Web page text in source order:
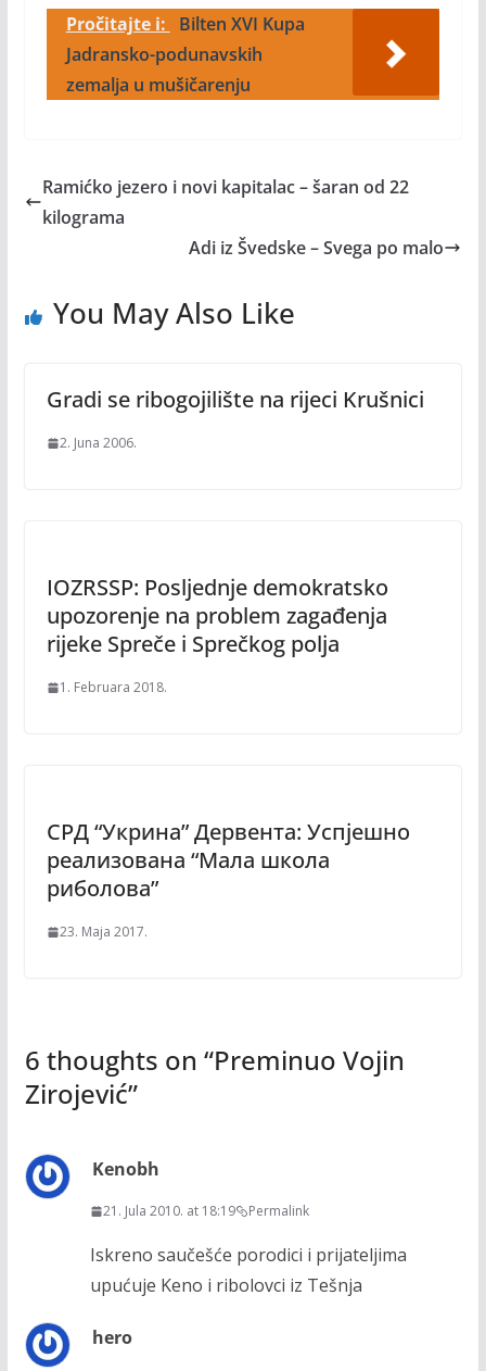
Pročitajte i:
Bilten XVI Kupa
Jadransko-podunavskih
zemalja u mušičarenju
Ramićko jezero i novi kapitalac – šaran od 22
kilograma
Adi iz Švedske – Svega po malo
You May Also Like
Gradi se ribogojilište na rijeci Krušnici
2. Juna 2006.
IOZRSSP: Posljednje demokratsko
upozorenje na problem zagađenja
rijeke Spreče i Sprečkog polja
1. Februara 2018.
СРД “Укрина” Дервента: Успјешно
реализована “Мала школа
риболова”
23. Maja 2017.
6 thoughts on “Preminuo Vojin
Zirojević”
Kenobh
21. Jula 2010. at 18:19 Permalink
Iskreno saučešće porodici i prijateljima
upućuje Keno i ribolovci iz Tešnja
hero